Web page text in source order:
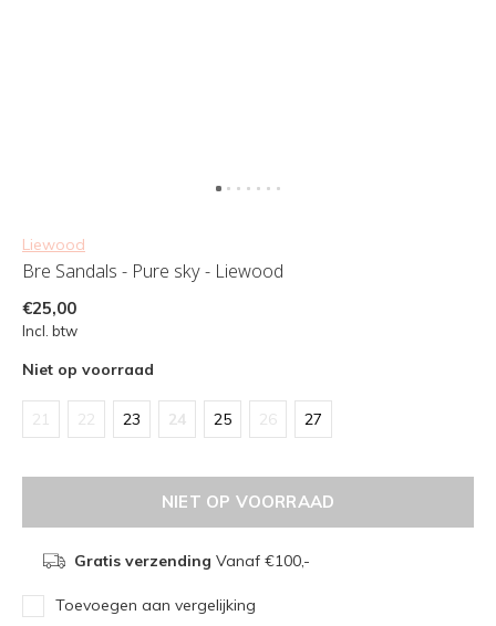
Liewood
Bre Sandals - Pure sky - Liewood
€25,00
Incl. btw
Niet op voorraad
21 22 23 24 25 26 27
NIET OP VOORRAAD
Gratis verzending Vanaf €100,-
Toevoegen aan vergelijking